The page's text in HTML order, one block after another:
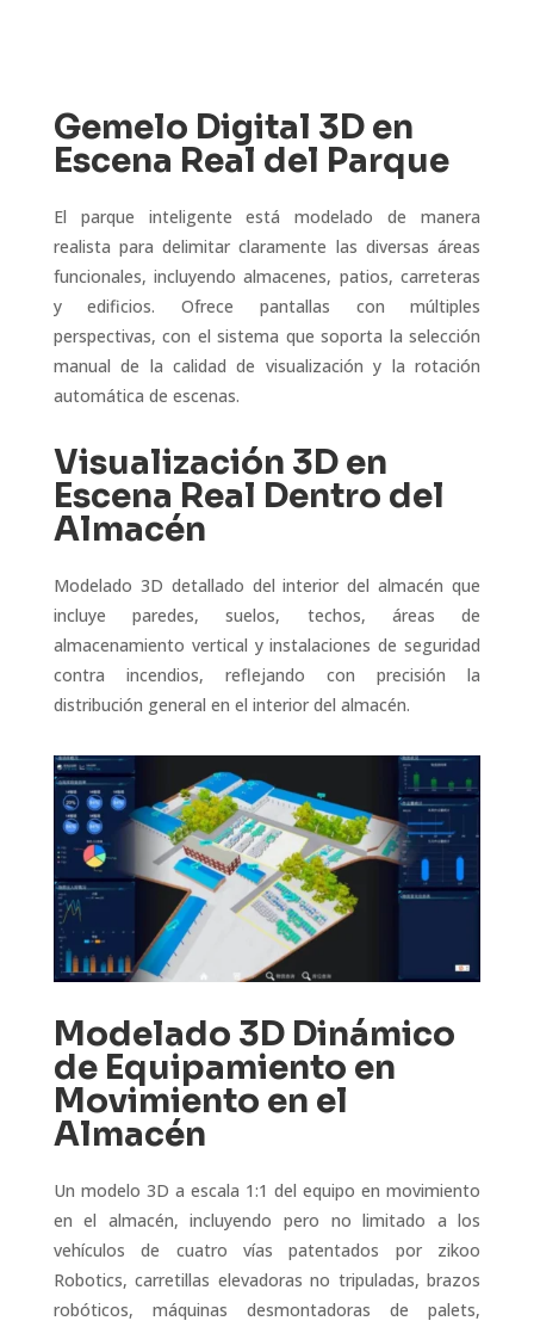
Gemelo Digital 3D en
Escena Real del Parque
El parque inteligente está modelado de manera
realista para delimitar claramente las diversas áreas
funcionales, incluyendo almacenes, patios, carreteras
y edificios. Ofrece pantallas con múltiples
perspectivas, con el sistema que soporta la selección
manual de la calidad de visualización y la rotación
automática de escenas.
Visualización 3D en
Escena Real Dentro del
Almacén
Modelado 3D detallado del interior del almacén que
incluye paredes, suelos, techos, áreas de
almacenamiento vertical y instalaciones de seguridad
contra incendios, reflejando con precisión la
distribución general en el interior del almacén.
Modelado 3D Dinámico
de Equipamiento en
Movimiento en el
Almacén
Un modelo 3D a escala 1:1 del equipo en movimiento
en el almacén, incluyendo pero no limitado a los
vehículos de cuatro vías patentados por zikoo
Robotics, carretillas elevadoras no tripuladas, brazos
robóticos, máquinas desmontadoras de palets,